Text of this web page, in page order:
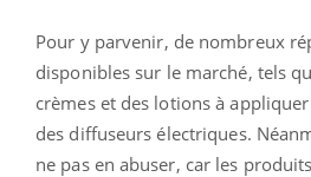
Pour y parvenir, de nombreux
disponibles sur le marché, tels
crèmes et des lotions à
des diffuseurs électriques.
ne pas en abuser, car les